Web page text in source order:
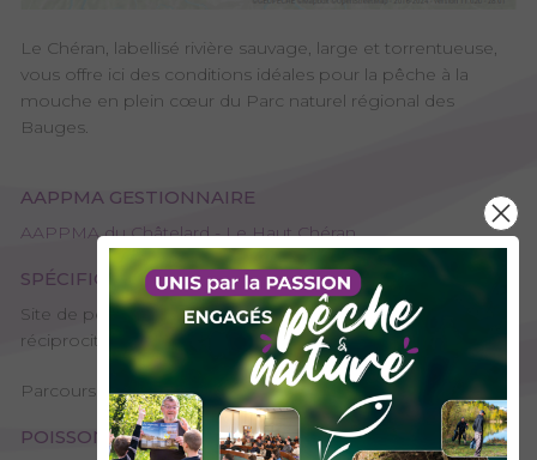
Le Chéran, labellisé rivière sauvage, large et torrentueuse,
vous offre ici des conditions idéales pour la pêche à la
mouche en plein cœur du Parc naturel régional des
Bauges.
AAPPMA GESTIONNAIRE
AAPPMA du Châtelard - Le Haut Chéran
SPÉCIFICITÉS
Site de pêche - 1ère catégorie, Plan d’eau ou rivière non
réciprocitaire
Parcours "prendre et relâcher" (no-kill)
POISSONS PRÉSENTS